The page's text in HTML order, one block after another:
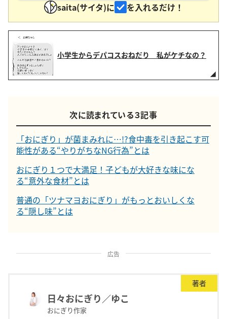
saita(サイタ)に
を入れるだけ！
小学生からデパコスおねだり 私がケチなの？
次に読まれている３記事
「おにぎり」が菌まみれに…!?食中毒を引き起こす可
能性がある“やりがちなNG行為”とは
おにぎり１つで大満足！子どもが大好きな味にな
る“意外な食材”とは
普通の「ツナマヨおにぎり」がもっとおいしくな
る“隠し味”とは
広告
著者
日々おにぎり／ゆこ
おにぎり作家